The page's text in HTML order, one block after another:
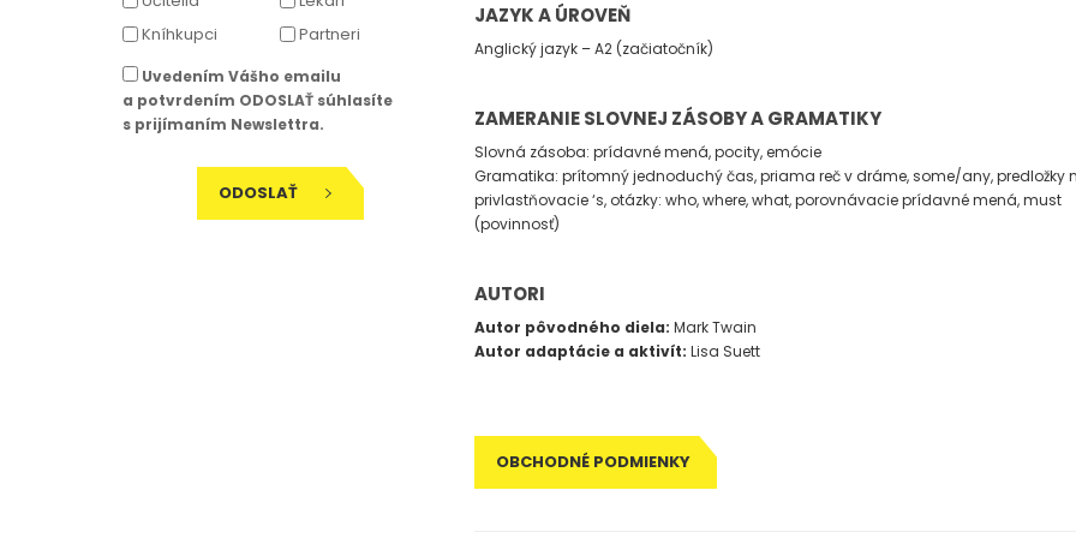
Kníhkupci
Partneri
Uvedením Vášho emailu
a potvrdením ODOSLAŤ súhlasíte
s prijímaním Newslettra.
ODOSLAŤ
JAZYK A ÚROVEŇ
Anglický jazyk – A2 (začiatočník)
ZAMERANIE SLOVNEJ ZÁSOBY A GRAMATIKY
Slovná zásoba: prídavné mená, pocity, emócie
Gramatika: prítomný jednoduchý čas, priama reč v dráme, some/any, predložky
privlastňovacie ‘s, otázky: who, where, what, porovnávacie prídavné mená, must
(povinnosť)
AUTORI
Autor pôvodného diela: Mark Twain
Autor adaptácie a aktivít: Lisa Suett
OBCHODNÉ PODMIENKY